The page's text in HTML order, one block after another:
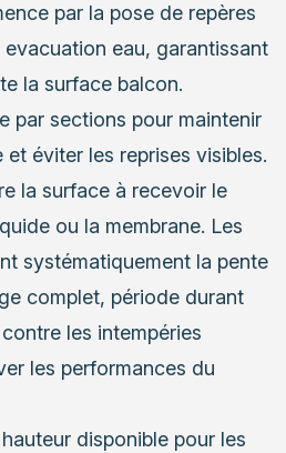
par la pose de repères
eau, garantissant
la surface balcon.
par sections pour maintenir
éviter les reprises visibles.
la surface à recevoir le
ou la membrane. Les
systématiquement la pente
complet, période durant
les intempéries
les performances du
disponible pour les